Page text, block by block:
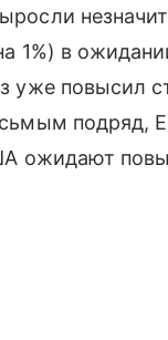
1%) в
уже повысил
подряд,
ожидают